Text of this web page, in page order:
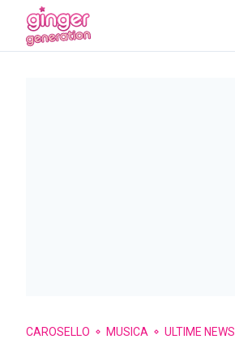
CAROSELLO MUSICA ULTIME NEWS